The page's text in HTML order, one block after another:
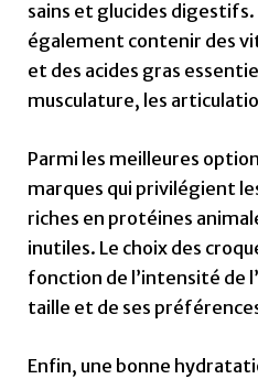
sains et glucides digestifs.
également contenir des
et des acides gras
musculature, les
Parmi les meilleures
marques qui privilégient
riches en protéines
inutiles. Le choix des
fonction de l’intensité de
taille et de ses
Enfin, une bonne